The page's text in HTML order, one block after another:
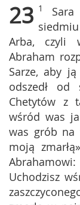
23 1
Arba, czyli
Abraham
Sarze, aby ją
odszedł
Chetytów z
wśród was
was grób na
moją
Abrahamowi:
Uchodzisz